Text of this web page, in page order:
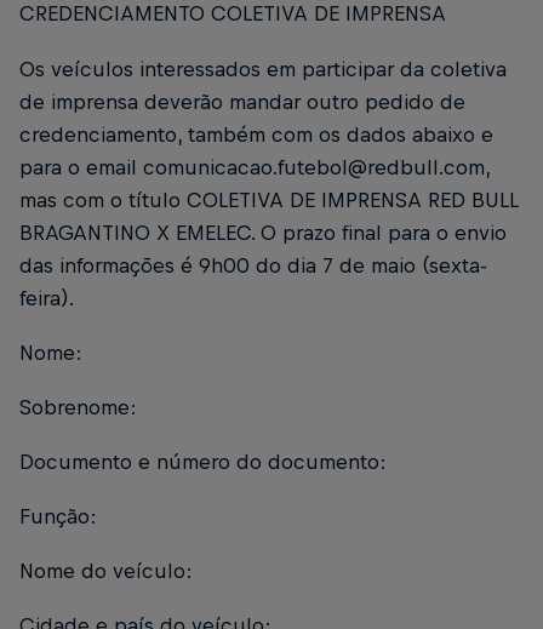
CREDENCIAMENTO COLETIVA DE IMPRENSA
Os veículos interessados em participar da coletiva
de imprensa deverão mandar outro pedido de
credenciamento, também com os dados abaixo e
para o email comunicacao.futebol@redbull.com,
mas com o título COLETIVA DE IMPRENSA RED BULL
BRAGANTINO X EMELEC. O prazo final para o envio
das informações é 9h00 do dia 7 de maio (sexta-
feira).
Nome:
Sobrenome:
Documento e número do documento:
Função:
Nome do veículo: